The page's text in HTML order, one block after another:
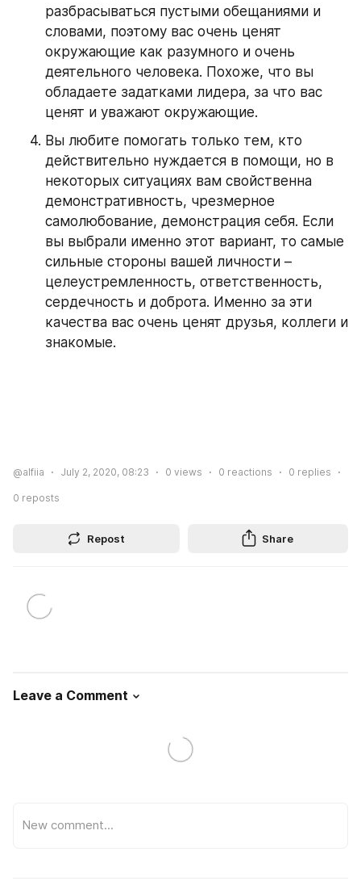
разбрасываться пустыми обещаниями и
словами, поэтому вас очень ценят
окружающие как разумного и очень
деятельного человека. Похоже, что вы
обладаете задатками лидера, за что вас
ценят и уважают окружающие.
Вы любите помогать только тем, кто
действительно нуждается в помощи, но в
некоторых ситуациях вам свойственна
демонстративность, чрезмерное
самолюбование, демонстрация себя. Если
вы выбрали именно этот вариант, то самые
сильные стороны вашей личности –
целеустремленность, ответственность,
сердечность и доброта. Именно за эти
качества вас очень ценят друзья, коллеги и
знакомые.
@alfiia July 2, 2020, 08:23 0 views 0 reactions 0 replies
0 reposts
Repost Share
Leave a Comment